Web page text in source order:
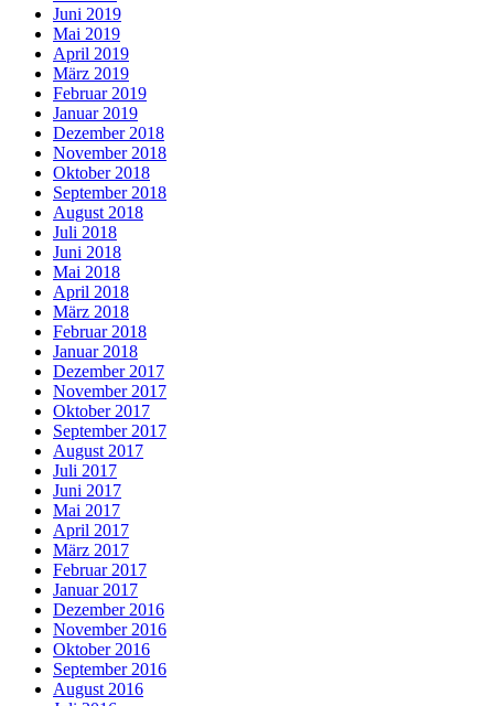
Juni 2019
Mai 2019
April 2019
März 2019
Februar 2019
Januar 2019
Dezember 2018
November 2018
Oktober 2018
September 2018
August 2018
Juli 2018
Juni 2018
Mai 2018
April 2018
März 2018
Februar 2018
Januar 2018
Dezember 2017
November 2017
Oktober 2017
September 2017
August 2017
Juli 2017
Juni 2017
Mai 2017
April 2017
März 2017
Februar 2017
Januar 2017
Dezember 2016
November 2016
Oktober 2016
September 2016
August 2016